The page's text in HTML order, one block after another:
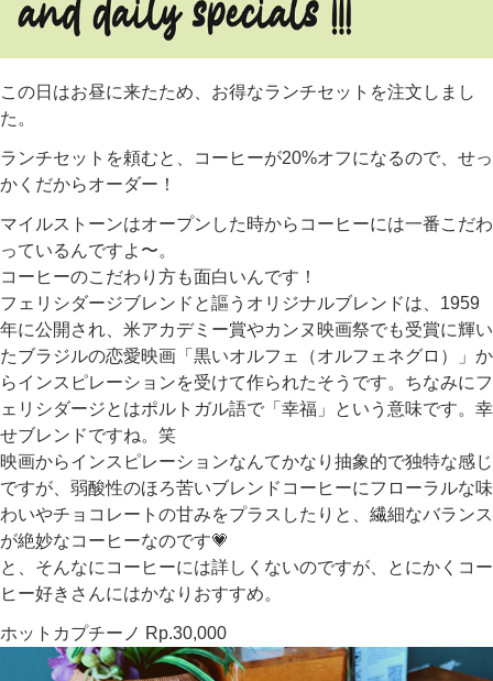
この日はお昼に来たため、お得なランチセットを注文しまし
た。
ランチセットを頼むと、コーヒーが20%オフになるので、せっ
かくだからオーダー！
マイルストーンはオープンした時からコーヒーには一番こだわ
っているんですよ〜。
コーヒーのこだわり方も面白いんです！
フェリシダージブレンドと謳うオリジナルブレンドは、1959
年に公開され、米アカデミー賞やカンヌ映画祭でも受賞に輝い
たブラジルの恋愛映画「黒いオルフェ（オルフェネグロ）」か
らインスピレーションを受けて作られたそうです。ちなみにフ
ェリシダージとはポルトガル語で「幸福」という意味です。幸
せブレンドですね。笑
映画からインスピレーションなんてかなり抽象的で独特な感じ
ですが、弱酸性のほろ苦いブレンドコーヒーにフローラルな味
わいやチョコレートの甘みをプラスしたりと、繊細なバランス
が絶妙なコーヒーなのです💗
と、そんなにコーヒーには詳しくないのですが、とにかくコー
ヒー好きさんにはかなりおすすめ。
ホットカプチーノ Rp.30,000